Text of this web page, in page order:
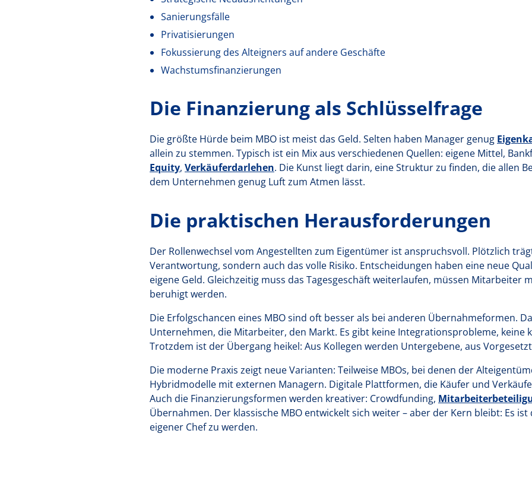
Sanierungsfälle
Privatisierungen
Fokussierung des Alteigners auf andere Geschäfte
Wachstumsfinanzierungen
Die Finanzierung als Schlüsselfrage
Die größte Hürde beim MBO ist meist das Geld. Selten haben Manager genug
allein zu stemmen. Typisch ist ein Mix aus verschiedenen Quellen: eigene Mittel,
Equity, Verkäuferdarlehen. Die Kunst liegt darin, eine Struktur zu finden, die allen
dem Unternehmen genug Luft zum Atmen lässt.
Die praktischen Herausforderungen
Der Rollenwechsel vom Angestellten zum Eigentümer ist anspruchsvoll. Plötzlich
Verantwortung, sondern auch das volle Risiko. Entscheidungen haben eine neue
eigene Geld. Gleichzeitig muss das Tagesgeschäft weiterlaufen, müssen Mitarbeiter
beruhigt werden.
Die Erfolgschancen eines MBO sind oft besser als bei anderen Übernahmeformen.
Unternehmen, die Mitarbeiter, den Markt. Es gibt keine Integrationsprobleme, keine
Trotzdem ist der Übergang heikel: Aus Kollegen werden Untergebene, aus
Die moderne Praxis zeigt neue Varianten: Teilweise MBOs, bei denen der
Hybridmodelle mit externen Managern. Digitale Plattformen, die Käufer und
Auch die Finanzierungsformen werden kreativer: Crowdfunding,
Übernahmen. Der klassische MBO entwickelt sich weiter – aber der Kern bleibt: Es
eigener Chef zu werden.